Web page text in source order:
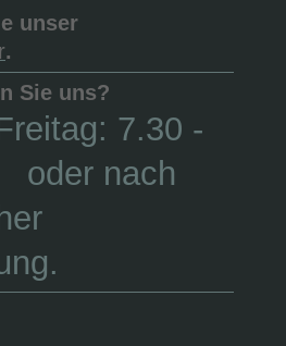
unser
.
Sie uns?
7.30 -
oder nach